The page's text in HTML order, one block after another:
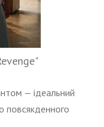
— ідеальний
повсякденного